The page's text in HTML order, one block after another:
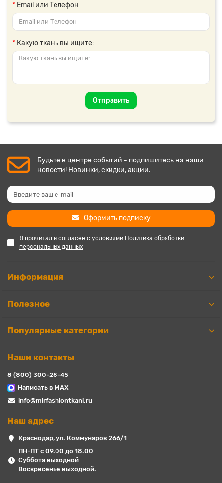
Email или Телефон
Какую ткань вы ищите:
Отправить
Будьте в центре событий - подпишитесь на наши
новости! Новинки, скидки, акции.
Оформить подписку
Я прочитал и согласен с условиями Политика обработки
персональных данных
Информация
Полезное
Популярные категории
Наши контакты
8 (800) 300-28-45
Написать в MAX
info@mirfashiontkani.ru
Наш адрес
Краснодар, ул. Коммунаров 266/1
ПН-ПТ с 09.00 до 18.00
Суббота выходной
Воскресенье выходной.